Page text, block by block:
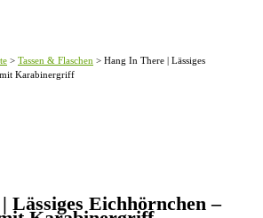
> Tassen & Flaschen > Hang In There | Lässiges
mit Karabinergriff
Lässiges Eichhörnchen –